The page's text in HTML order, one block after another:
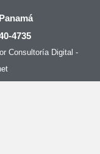
4735
Consultoría Digital -